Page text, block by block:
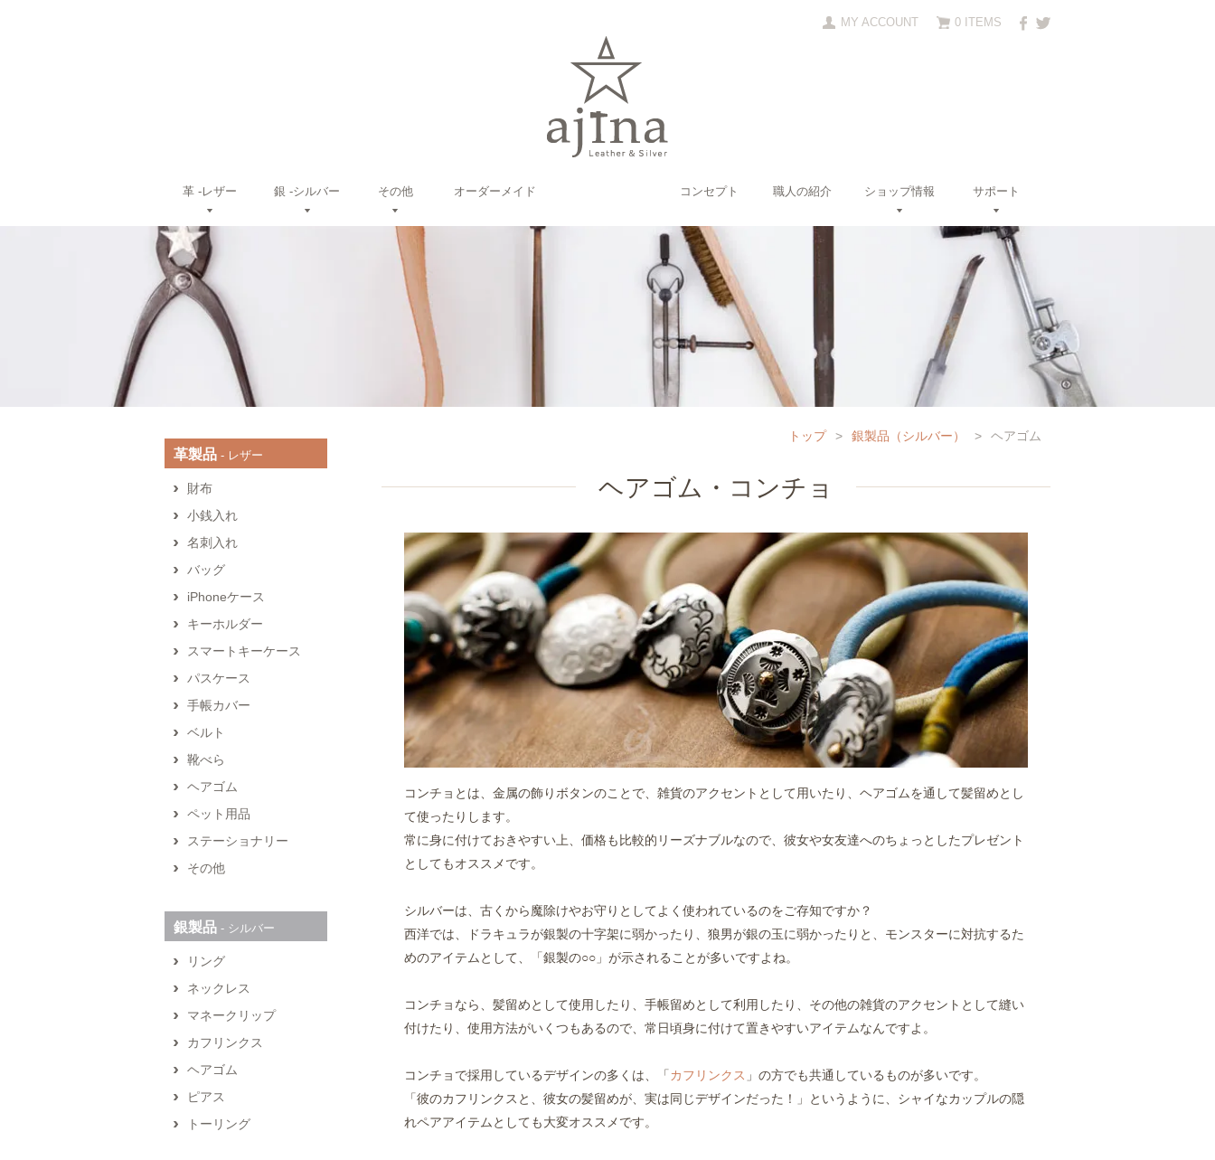
0 ITEMS
MY ACCOUNT
革 ‐レザー 銀 ‐シルバー その他 オーダーメイド コンセプト 職人の紹介 ショップ情報 サポート
トップ > 銀製品（シルバー） > ヘアゴム
ヘアゴム・コンチョ
コンチョとは、金属の飾りボタンのことで、雑貨のアクセントとして用いたり、ヘアゴムを通して髪留めとし
て使ったりします。
常に身に付けておきやすい上、価格も比較的リーズナブルなので、彼女や女友達へのちょっとしたプレゼント
としてもオススメです。
シルバーは、古くから魔除けやお守りとしてよく使われているのをご存知ですか？
西洋では、ドラキュラが銀製の十字架に弱かったり、狼男が銀の玉に弱かったりと、モンスターに対抗するた
めのアイテムとして、「銀製の○○」が示されることが多いですよね。
コンチョなら、髪留めとして使用したり、手帳留めとして利用したり、その他の雑貨のアクセントとして縫い
付けたり、使用方法がいくつもあるので、常日頃身に付けて置きやすいアイテムなんですよ。
コンチョで採用しているデザインの多くは、「カフリンクス 」の方でも共通しているものが多いです。
「彼のカフリンクスと、彼女の髪留めが、実は同じデザインだった！」というように、シャイなカップルの隠
れペアアイテムとしても大変オススメです。
革製品 ‐ レザー
財布
小銭入れ
名刺入れ
バッグ
iPhoneケース
キーホルダー
スマートキーケース
パスケース
手帳カバー
ベルト
靴べら
ヘアゴム
ペット用品
ステーショナリー
その他
銀製品 ‐ シルバー
リング
ネックレス
マネークリップ
カフリンクス
ヘアゴム
ピアス
トーリング